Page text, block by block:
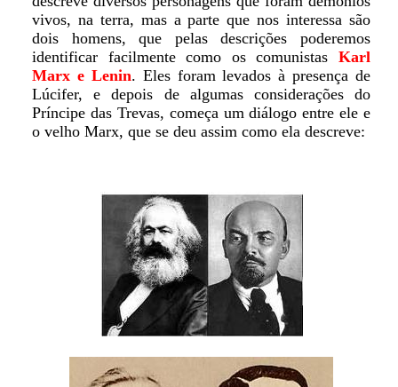
vivos, na terra, mas a parte que nos interessa são
dois homens, que pelas descrições poderemos
identificar facilmente como os comunistasKarl
Marx e Lenin. Eles foram levados à presença de
Lúcifer, e depois de algumas considerações do
Príncipe das Trevas, começa um diálogo entre ele e
o velho Marx, que se deu assim como ela descreve: